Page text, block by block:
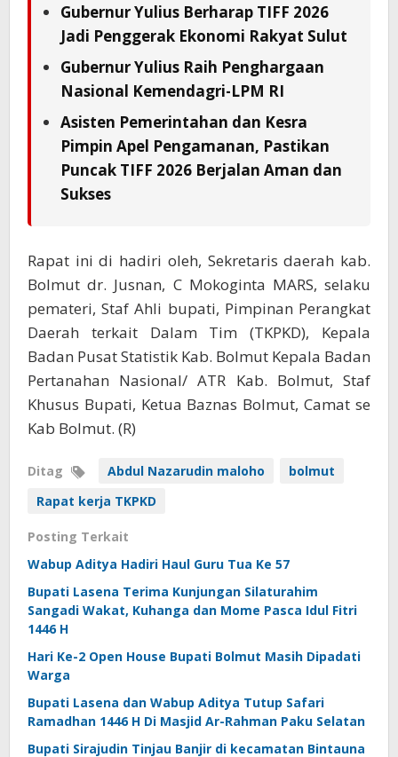
Gubernur Yulius Berharap TIFF 2026
Jadi Penggerak Ekonomi Rakyat Sulut
Gubernur Yulius Raih Penghargaan
Nasional Kemendagri-LPM RI
Asisten Pemerintahan dan Kesra
Pimpin Apel Pengamanan, Pastikan
Puncak TIFF 2026 Berjalan Aman dan
Sukses
Rapat ini di hadiri oleh, Sekretaris daerah kab.
Bolmut dr. Jusnan, C Mokoginta MARS, selaku
pemateri, Staf Ahli bupati, Pimpinan Perangkat
Daerah terkait Dalam Tim (TKPKD), Kepala
Badan Pusat Statistik Kab. Bolmut Kepala Badan
Pertanahan Nasional/ ATR Kab. Bolmut, Staf
Khusus Bupati, Ketua Baznas Bolmut, Camat se
Kab Bolmut. (R)
Ditag Abdul Nazarudin maloho
bolmut
Rapat kerja TKPKD
Posting Terkait
Wabup Aditya Hadiri Haul Guru Tua Ke 57
Bupati Lasena Terima Kunjungan Silaturahim
Sangadi Wakat, Kuhanga dan Mome Pasca Idul Fitri
1446 H
Hari Ke-2 Open House Bupati Bolmut Masih Dipadati
Warga
Bupati Lasena dan Wabup Aditya Tutup Safari
Ramadhan 1446 H Di Masjid Ar-Rahman Paku Selatan
Bupati Sirajudin Tinjau Banjir di kecamatan Bintauna